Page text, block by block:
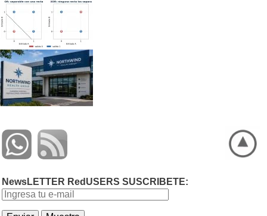
NewsLETTER RedUSERS SUSCRIBETE: